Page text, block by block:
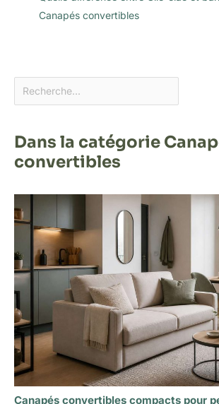
Canapés convertibles
Dans la catégorie
convertibles
Canapés convertibles compacts pour